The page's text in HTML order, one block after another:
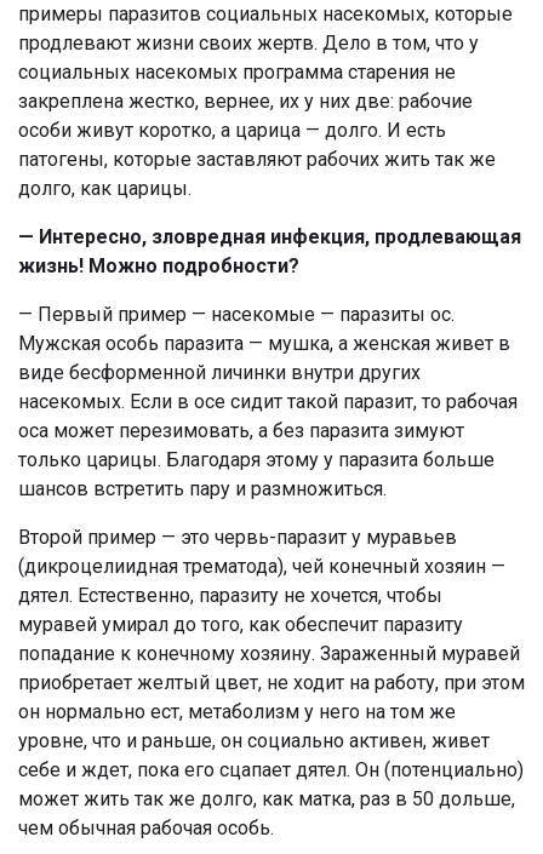
примеры паразитов социальных насекомых, которые
продлевают жизни своих жертв. Дело в том, что у
социальных насекомых программа старения не
закреплена жестко, вернее, их у них две: рабочие
особи живут коротко, а царица — долго. И есть
патогены, которые заставляют рабочих жить так же
долго, как царицы.
— Интересно, зловредная инфекция, продлевающая
жизнь! Можно подробности?
— Первый пример — насекомые — паразиты ос.
Мужская особь паразита — мушка, а женская живет в
виде бесформенной личинки внутри других
насекомых. Если в осе сидит такой паразит, то рабочая
оса может перезимовать, а без паразита зимуют
только царицы. Благодаря этому у паразита больше
шансов встретить пару и размножиться.
Второй пример — это червь-паразит у муравьев
(дикроцелиидная трематода), чей конечный хозяин —
дятел. Естественно, паразиту не хочется, чтобы
муравей умирал до того, как обеспечит паразиту
попадание к конечному хозяину. Зараженный муравей
приобретает желтый цвет, не ходит на работу, при этом
он нормально ест, метаболизм у него на том же
уровне, что и раньше, он социально активен, живет
себе и ждет, пока его сцапает дятел. Он (потенциально)
может жить так же долго, как матка, раз в 50 дольше,
чем обычная рабочая особь.